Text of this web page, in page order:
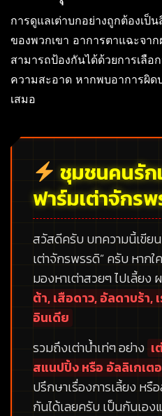
การดูแลเต่าบกอย่างถูกต้องเ
ของพวกเขา อาการตาแฉะจา
สามารถป้องกันได้ด้วยการเลื
ความสะอาด หากพบอาการผิ
เสมอ
ชุมชนคนรัก
ฟาร์มเต่าจักร
สวัสดีครับ บทความนี้เขีย
เต่าจักรพรรดิ”ครับ หากใ
มองหาเต่าสวยๆ ไปเลี้ยง
ต้า, เสือดาว, อัลดาบร้า,
อินเดีย
รวมถึงเต่าน้ำเท่ๆ อย่าง เ
สแนปปิ้ง หรือ อัลลิเกเต
ปรึกษาเรื่องการเลี้ยง หรื
กันได้เลยครับ เป็นกันเอ